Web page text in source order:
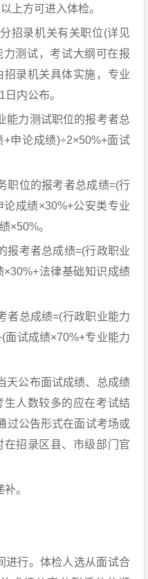
上方可进入体检。
招录机关有关职位(详见
测试，考试大纲可在报
录机关具体实施，专业
内公布。
力测试职位的报考者总
申论成绩)÷2×50%+面试
位的报考者总成绩=(行
成绩×30%+公安类专业
×50%。
考者总成绩=(行政职业
法律基础知识成绩
总成绩=(行政职业能力
面试成绩×70%+专业能力
公布面试成绩、总成绩
人数较多的应在考试结
过公告形式在面试考场或
招录区县、市级部门官
。
行。体检人选从面试合